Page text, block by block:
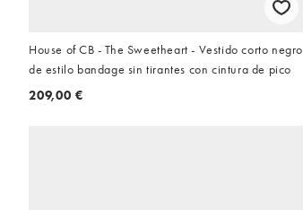
House of CB - The Sweetheart - Vestido corto negro
de estilo bandage sin tirantes con cintura de pico
209,00 €